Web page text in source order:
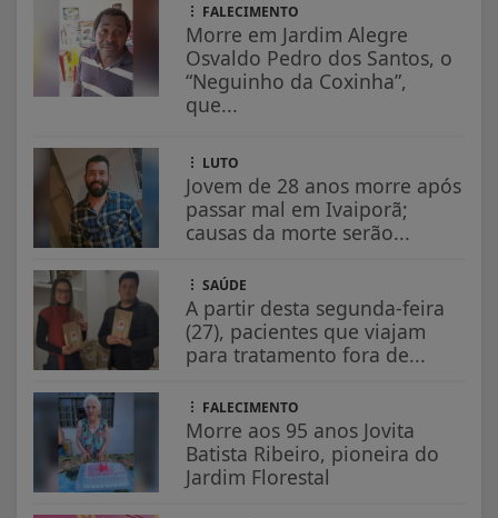
FALECIMENTO
Morre em Jardim Alegre
Osvaldo Pedro dos Santos, o
“Neguinho da Coxinha”,
que...
LUTO
Jovem de 28 anos morre após
passar mal em Ivaiporã;
causas da morte serão...
SAÚDE
A partir desta segunda-feira
(27), pacientes que viajam
para tratamento fora de...
FALECIMENTO
Morre aos 95 anos Jovita
Batista Ribeiro, pioneira do
Jardim Florestal